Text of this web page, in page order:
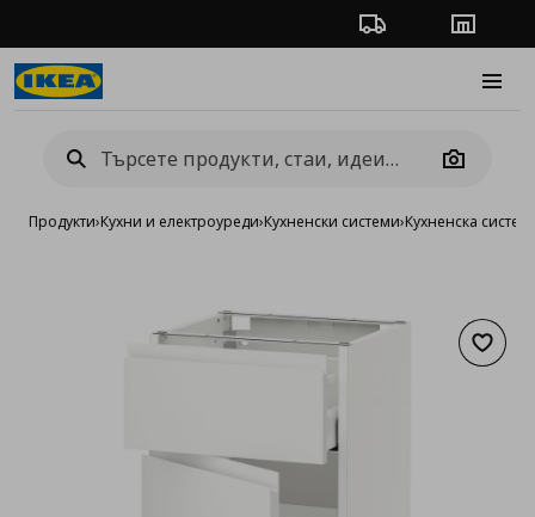
Проследяване на
Camera
Продукти›Кухни и електроуреди›Кухненски системи›Кухненска